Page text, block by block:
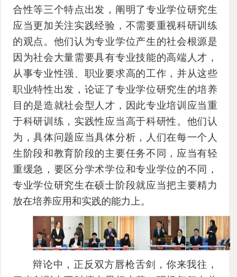
合性等三个特点出发，阐明了专业学位研究生
应当更加关注实践经验，不需要重视科研训练
的观点。他们认为专业学位产生的社会根源是
因为社会大量需要具有专业技能的高端人才，
从事专业性强、职业要求高的工作，并从这些
职业特性出发，论证了专业学位研究生的培养
目的是造就社会型人才，因此专业培训应当重
于科研训练，实践性应当高于科研性。他们认
为，具体问题应当具体分析，人们在每一个人
生阶段和教育阶段的主要任务不同，应当有轻
重缓急，要区分学术学位和专业学位的不同，
专业学位研究生在硕士阶段就应当把主要精力
放在培养应用和实践的能力上。
辩论中，正反双方唇枪舌剑，你来我往，